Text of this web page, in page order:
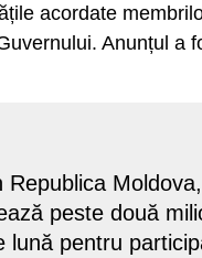
acordate
Anunțul a
Republica
peste două
lună pentru